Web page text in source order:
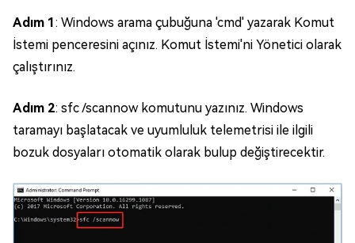
Adım 1: Windows arama çubuğuna 'cmd' yazarak Komut
İstemi penceresini açınız. Komut İstemi'ni Yönetici olarak
çalıştırınız.
Adım 2: sfc /scannow komutunu yazınız. Windows
taramayı başlatacak ve uyumluluk telemetrisi ile ilgili
bozuk dosyaları otomatik olarak bulup değiştirecektir.